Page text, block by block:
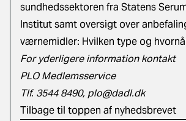
sundhedssektoren fra Statens
Institut samtoversigt over
værnemidler: Hvilken type og
For yderligere information kontakt
PLO Medlemsservice
Tlf. 3544 8490, plo@dadl.dk
Tilbage til toppen af nyhedsbrevet